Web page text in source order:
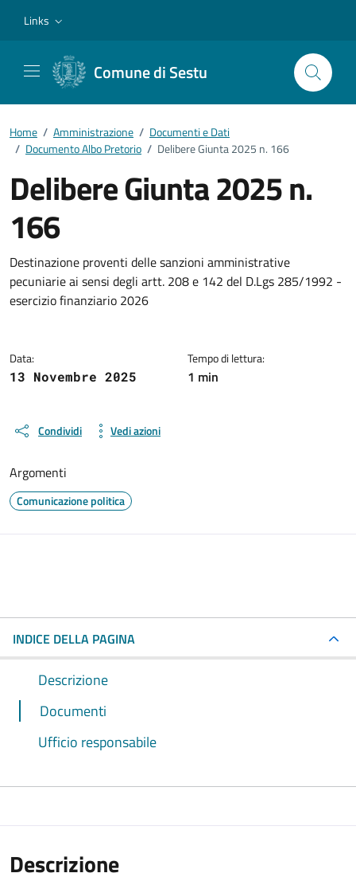
Links
Comune di Sestu
Home / Amministrazione / Documenti e Dati
/ Documento Albo Pretorio / Delibere Giunta 2025 n. 166
Delibere Giunta 2025 n.
166
Dettagli del documento
Destinazione proventi delle sanzioni amministrative
pecuniarie ai sensi degli artt. 208 e 142 del D.Lgs 285/1992 -
esercizio finanziario 2026
Data:
13 Novembre 2025
Tempo di lettura:
1 min
Condividi Vedi azioni
Argomenti
Comunicazione politica
INDICE DELLA PAGINA
Descrizione
Documenti
Ufficio responsabile
Descrizione